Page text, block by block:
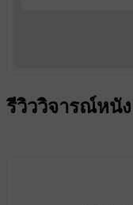
รีวิววิจารณ์หนัง